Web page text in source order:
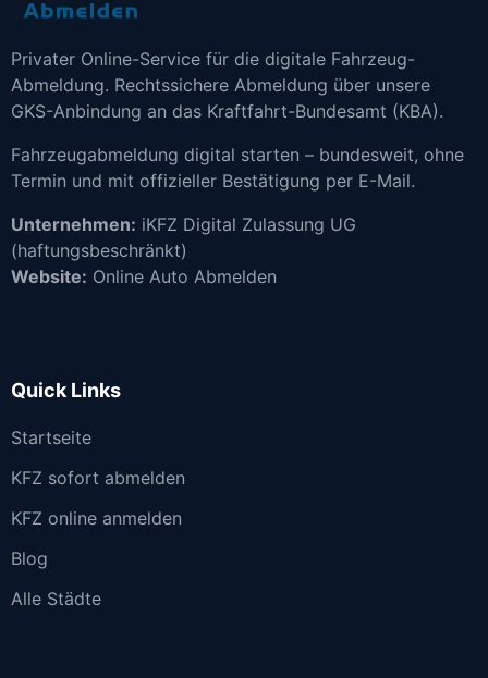
Privater Online-Service für die digitale Fahrzeug-
Abmeldung. Rechtssichere Abmeldung über unsere
GKS-Anbindung an das Kraftfahrt-Bundesamt (KBA).
Fahrzeugabmeldung digital starten – bundesweit, ohne
Termin und mit offizieller Bestätigung per E-Mail.
Unternehmen: iKFZ Digital Zulassung UG
(haftungsbeschränkt)
Website: Online Auto Abmelden
Quick Links
Startseite
KFZ sofort abmelden
KFZ online anmelden
Blog
Alle Städte